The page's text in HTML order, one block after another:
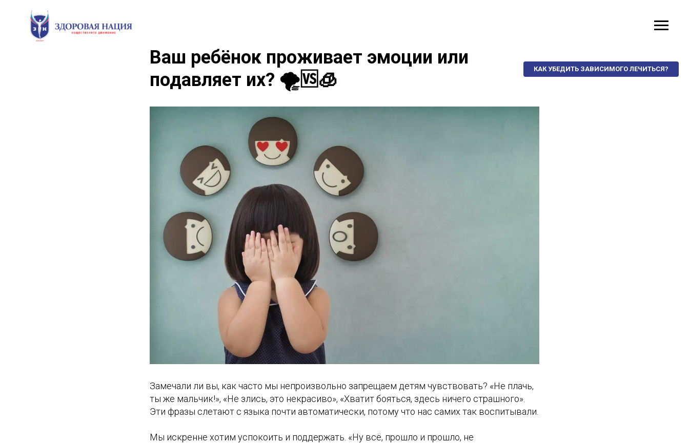
КАК УБЕДИТЬ ЗАВИСИМОГО ЛЕЧИТЬСЯ?
Ваш ребёнок проживает эмоции или
подавляет их? 🌪️🆚🧊
Замечали ли вы, как часто мы непроизвольно запрещаем детям чувствовать? «Не плачь,
ты же мальчик!», «Не злись, это некрасиво», «Хватит бояться, здесь ничего страшного».
Эти фразы слетают с языка почти автоматически, потому что нас самих так воспитывали.
Мы искренне хотим успокоить и поддержать. «Ну всё, прошло и прошло, не